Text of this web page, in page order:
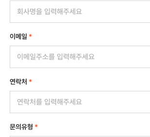
이메일 *
연락처 *
문의유형 *